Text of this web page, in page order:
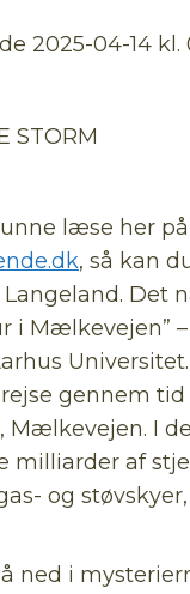
STORM
læse her på
, så kan
Det
i Mælkevejen”
gennem
Mælkevejen. I
milliarder af
og
ned i